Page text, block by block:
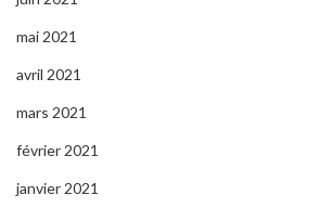
mai 2021
avril 2021
mars 2021
février 2021
janvier 2021